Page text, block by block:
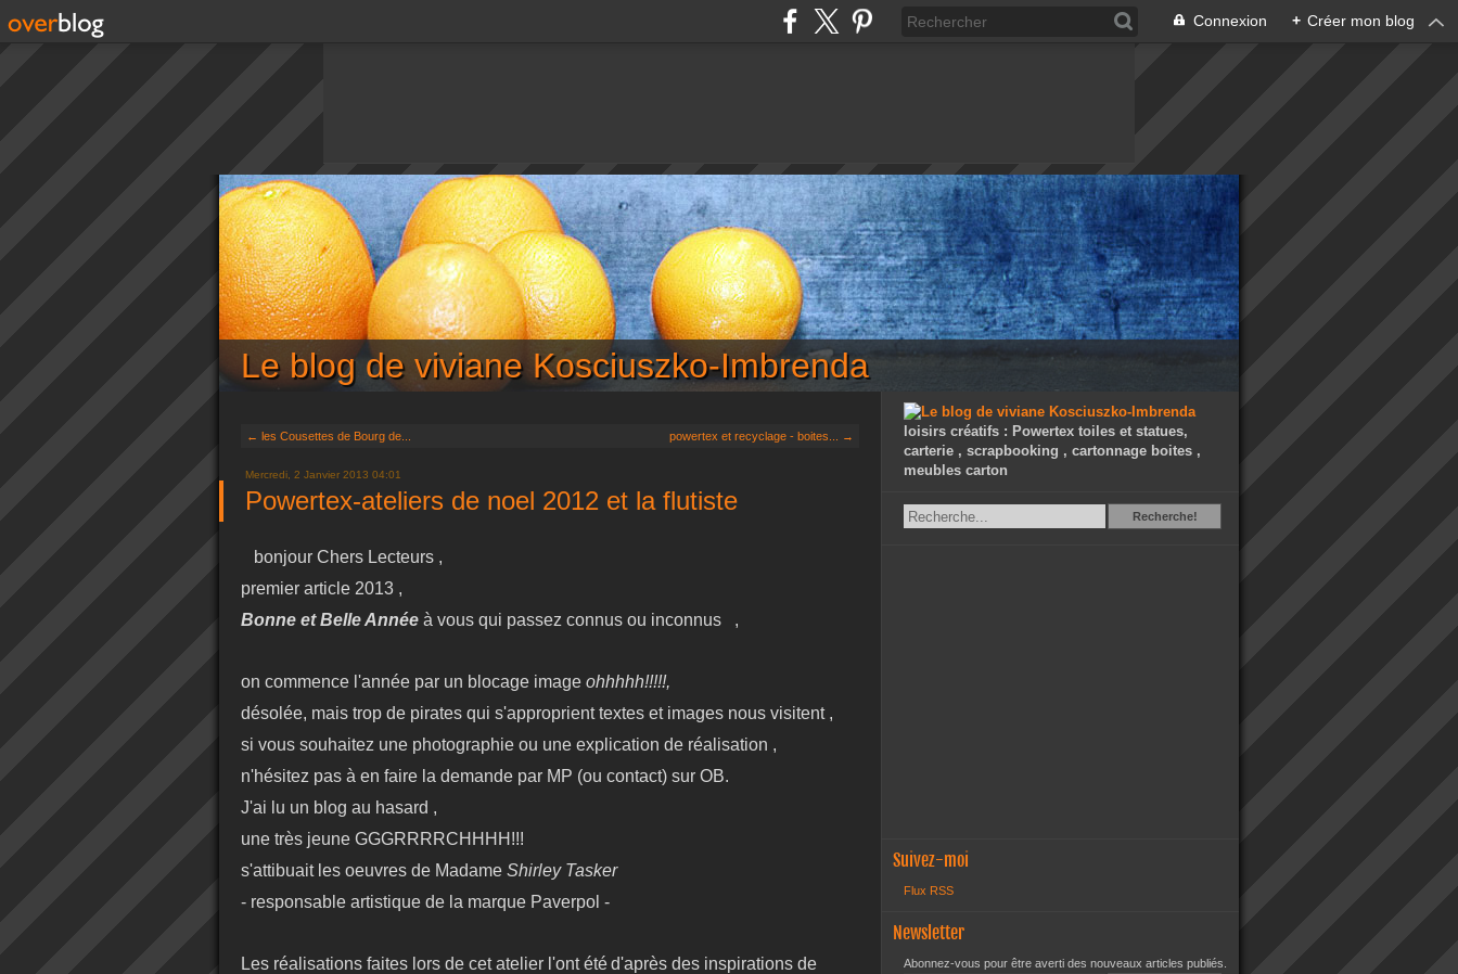
Connexion + Créer mon blog
Le blog de viviane Kosciuszko-Imbrenda
← les Cousettes de Bourg de... powertex et recyclage - boites... →
Mercredi, 2 Janvier 2013 04:01
Powertex-ateliers de noel 2012 et la flutiste
bonjour Chers Lecteurs ,
premier article 2013 ,
Bonne et Belle Année à vous qui passez connus ou inconnus ,
on commence l'année par un blocage image ohhhhh!!!!!,
désolée, mais trop de pirates qui s'approprient textes et images nous visitent ,
si vous souhaitez une photographie ou une explication de réalisation ,
n'hésitez pas à en faire la demande par MP (ou contact) sur OB.
J'ai lu un blog au hasard ,
une très jeune GGGRRRRCHHHH!!!
s'attibuait les oeuvres de Madame Shirley Tasker
- responsable artistique de la marque Paverpol -
Les réalisations faites lors de cet atelier l'ont étéd'après des inspirations de
loisirs créatifs : Powertex toiles et statues,
carterie , scrapbooking , cartonnage boites ,
meubles carton
RechercheRecherche!
Suivez-moi
Flux RSS
Newsletter
Abonnez-vous pour être averti des nouveaux articles publiés.